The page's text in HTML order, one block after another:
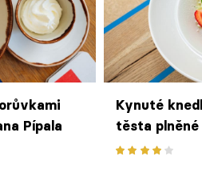
Pípala
Kynuté
těsta plněné
Jana Pípala